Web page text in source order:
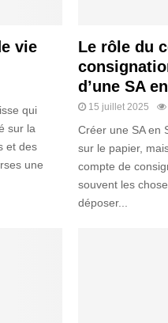
vie
qui
sur la
et des
une
Le rôle du
d’une SA
15 juillet 2025
Créer une SA en
sur le papier,
compte de
souvent les
déposer...